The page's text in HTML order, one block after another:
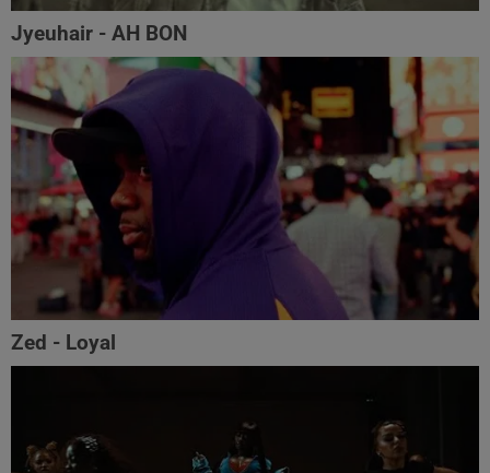
Jyeuhair - AH BON
Zed - Loyal